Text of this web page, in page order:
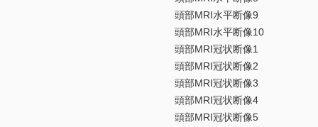
頭部MRI水平断像9
頭部MRI水平断像10
頭部MRI冠状断像1
頭部MRI冠状断像2
頭部MRI冠状断像3
頭部MRI冠状断像4
頭部MRI冠状断像5